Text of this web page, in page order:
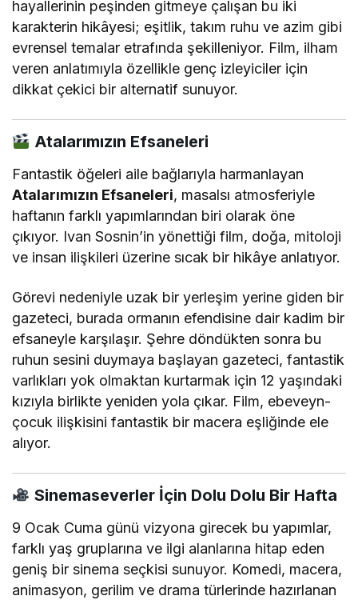
hayallerinin peşinden gitmeye çalışan bu iki
karakterin hikâyesi; eşitlik, takım ruhu ve azim gibi
evrensel temalar etrafında şekilleniyor. Film, ilham
veren anlatımıyla özellikle genç izleyiciler için
dikkat çekici bir alternatif sunuyor.
Atalarımızın Efsaneleri
Fantastik öğeleri aile bağlarıyla harmanlayan
Atalarımızın Efsaneleri, masalsı atmosferiyle
haftanın farklı yapımlarından biri olarak öne
çıkıyor. Ivan Sosnin’in yönettiği film, doğa, mitoloji
ve insan ilişkileri üzerine sıcak bir hikâye anlatıyor.
Görevi nedeniyle uzak bir yerleşim yerine giden bir
gazeteci, burada ormanın efendisine dair kadim bir
efsaneyle karşılaşır. Şehre döndükten sonra bu
ruhun sesini duymaya başlayan gazeteci, fantastik
varlıkları yok olmaktan kurtarmak için 12 yaşındaki
kızıyla birlikte yeniden yola çıkar. Film, ebeveyn-
çocuk ilişkisini fantastik bir macera eşliğinde ele
alıyor.
Sinemaseverler İçin Dolu Dolu Bir Hafta
9 Ocak Cuma günü vizyona girecek bu yapımlar,
farklı yaş gruplarına ve ilgi alanlarına hitap eden
geniş bir sinema seçkisi sunuyor. Komedi, macera,
animasyon, gerilim ve drama türlerinde hazırlanan